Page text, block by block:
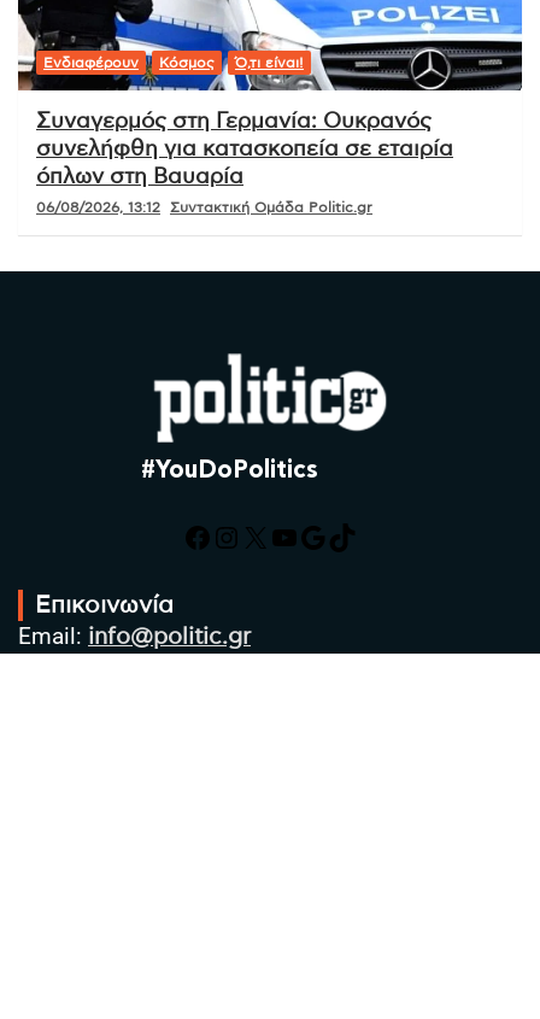
Ενδιαφέρουν Κόσμος Ό,τι είναι!
Συναγερμός στη Γερμανία: Ουκρανός
συνελήφθη για κατασκοπεία σε εταιρία
όπλων στη Βαυαρία
06/08/2026, 13:12 Συντακτική Ομάδα Politic.gr
#YouDoPolitics
Facebook
Instagram
X YouTube
Google
TikTok
Επικοινωνία
Email: info@politic.gr